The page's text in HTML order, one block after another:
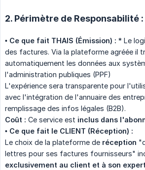
2. Périmètre de Responsabilité
• Ce que fait THAIS (Émission) : * Le
des factures. Via la plateforme agréée il
automatiquement les données aux
l'administration publiques (PPF)
L'expérience sera transparente pour
avec l'intégration de l'annuaire des
remplissage des infos légales (B2B).
Coût : Ce service est inclus dans
• Ce que fait le CLIENT (Réception) :
Le choix de la plateforme de réception
lettres pour ses factures fournisseurs"
exclusivement au client et à son